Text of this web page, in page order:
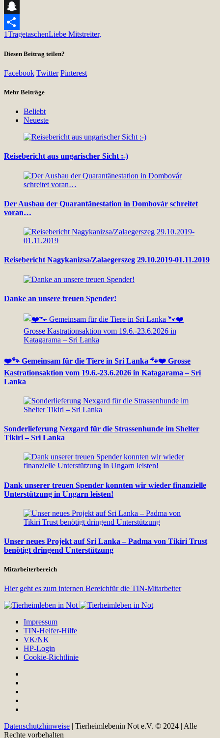
Telegram
Snapchat
Teilen
1TragetaschenLiebe Mitstreiter,
Diesen Beitrag teilen?
Facebook Twitter Pinterest
Mehr Beiträge
Beliebt
Neueste
Reisebericht aus ungarischer Sicht :-)
Der Ausbau der Quarantänestation in Dombovár schreitet
voran…
Reisebericht Nagykanizsa/Zalaegerszeg 29.10.2019-01.11.2019
Danke an unsere treuen Spender!
❤️🐾 Gemeinsam für die Tiere in Sri Lanka 🐾❤️ Grosse
Kastrationsaktion vom 19.6.-23.6.2026 in Katagarama – Sri
Lanka
Sonderlieferung Nexgard für die Strassenhunde im Shelter
Tikiri – Sri Lanka
Dank unserer treuen Spender konnten wir wieder finanzielle
Unterstützung in Ungarn leisten!
Unser neues Projekt auf Sri Lanka – Padma von Tikiri Trust
benötigt dringend Unterstützung
Mitarbeiterbereich
Hier geht es zum internen Bereichfür die TIN-Mitarbeiter
Impressum
TIN-Helfer-Hilfe
VK/NK
HP-Login
Cookie-Richtlinie
Datenschutzhinweise | Tierheimlebenin Not e.V. © 2024 | Alle
Rechte vorbehalten